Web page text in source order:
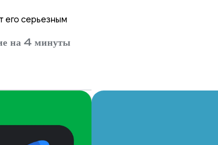
его серьезным
на 4 минуты